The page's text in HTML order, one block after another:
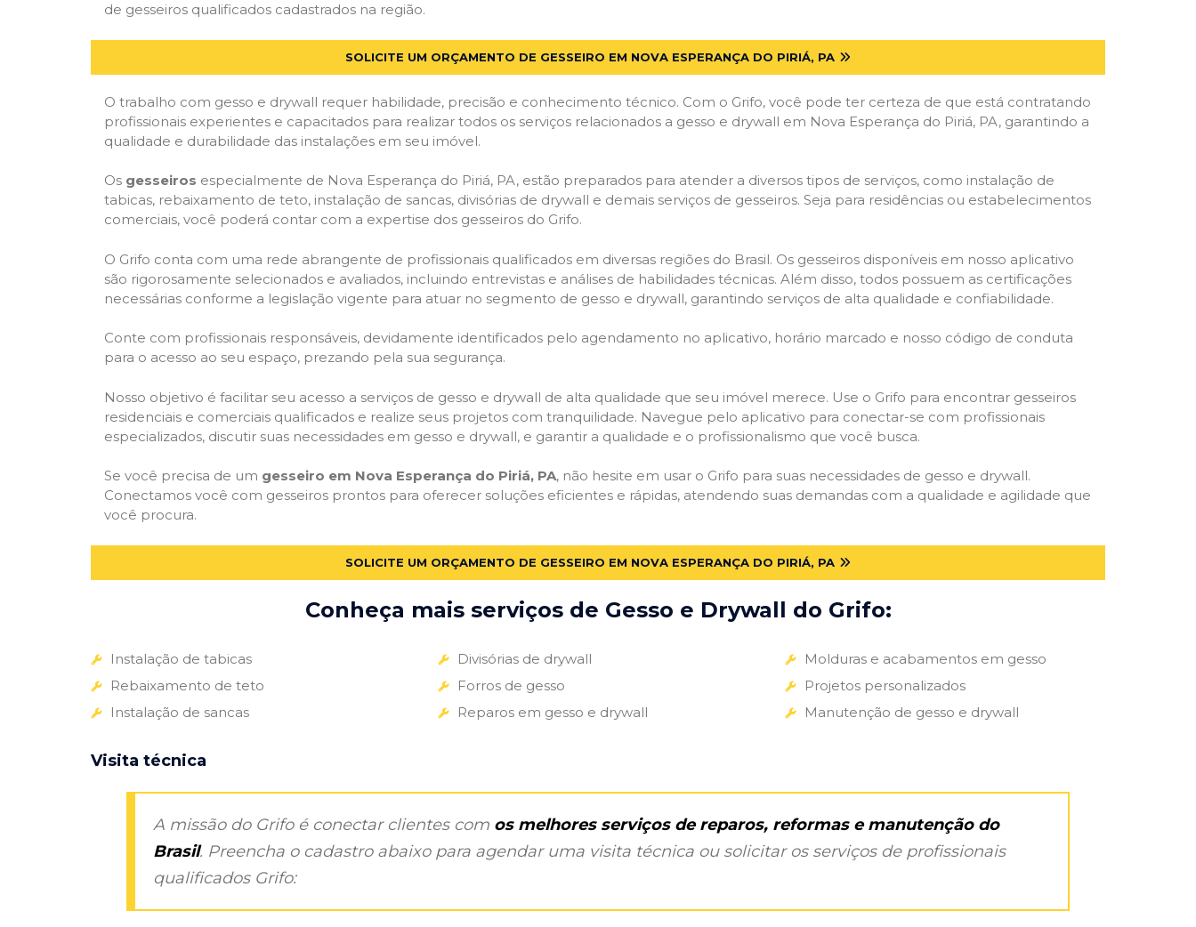
de gesseiros qualificados cadastrados na região.
SOLICITE UM ORÇAMENTO DE GESSEIRO EM NOVA ESPERANÇA DO PIRIÁ, PA
O trabalho com gesso e drywall requer habilidade, precisão e conhecimento técnico. Com o Grifo, você pode ter certeza de que está contratando
profissionais experientes e capacitados para realizar todos os serviços relacionados a gesso e drywall em Nova Esperança do Piriá, PA, garantindo a
qualidade e durabilidade das instalações em seu imóvel.
Os gesseiros especialmente de Nova Esperança do Piriá, PA, estão preparados para atender a diversos tipos de serviços, como instalação de
tabicas, rebaixamento de teto, instalação de sancas, divisórias de drywall e demais serviços de gesseiros. Seja para residências ou estabelecimentos
comerciais, você poderá contar com a expertise dos gesseiros do Grifo.
O Grifo conta com uma rede abrangente de profissionais qualificados em diversas regiões do Brasil. Os gesseiros disponíveis em nosso aplicativo
são rigorosamente selecionados e avaliados, incluindo entrevistas e análises de habilidades técnicas. Além disso, todos possuem as certificações
necessárias conforme a legislação vigente para atuar no segmento de gesso e drywall, garantindo serviços de alta qualidade e confiabilidade.
Conte com profissionais responsáveis, devidamente identificados pelo agendamento no aplicativo, horário marcado e nosso código de conduta
para o acesso ao seu espaço, prezando pela sua segurança.
Nosso objetivo é facilitar seu acesso a serviços de gesso e drywall de alta qualidade que seu imóvel merece. Use o Grifo para encontrar gesseiros
residenciais e comerciais qualificados e realize seus projetos com tranquilidade. Navegue pelo aplicativo para conectar-se com profissionais
especializados, discutir suas necessidades em gesso e drywall, e garantir a qualidade e o profissionalismo que você busca.
Se você precisa de um gesseiro em Nova Esperança do Piriá, PA, não hesite em usar o Grifo para suas necessidades de gesso e drywall.
Conectamos você com gesseiros prontos para oferecer soluções eficientes e rápidas, atendendo suas demandas com a qualidade e agilidade que
você procura.
SOLICITE UM ORÇAMENTO DE GESSEIRO EM NOVA ESPERANÇA DO PIRIÁ, PA
Conheça mais serviços de Gesso e Drywall do Grifo:
Instalação de tabicas
Rebaixamento de teto
Instalação de sancas
Divisórias de drywall
Forros de gesso
Reparos em gesso e drywall
Molduras e acabamentos em gesso
Projetos personalizados
Manutenção de gesso e drywall
Visita técnica
A missão do Grifo é conectar clientes com os melhores serviços de reparos, reformas e manutenção do
Brasil. Preencha o cadastro abaixo para agendar uma visita técnica ou solicitar os serviços de profissionais
qualificados Grifo: